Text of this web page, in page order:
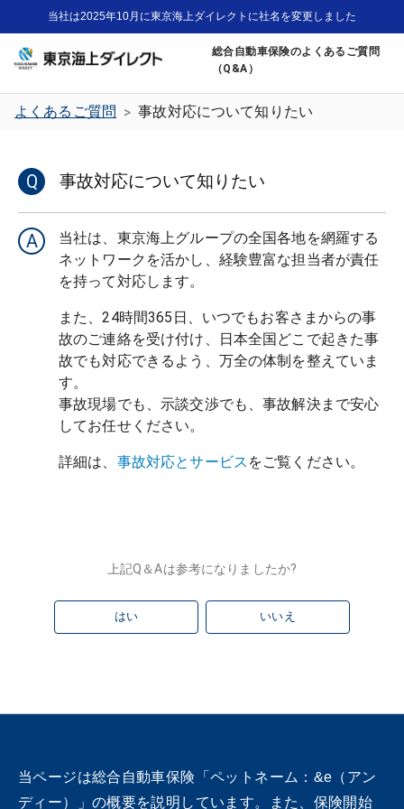
当社は2025年10月に東京海上ダイレクトに社名を変更しました
総合自動車保険のよくあるご質問
（Q&A）
よくあるご質問 > 事故対応について知りたい
Q 事故対応について知りたい
A
当社は、東京海上グループの全国各地を網羅する
ネットワークを活かし、経験豊富な担当者が責任
また、24時間365日、いつでもお客さまからの事
故のご連絡を受け付け、日本全国どこで起きた事
故でも対応できるよう、万全の体制を整えていま
す。
事故現場でも、示談交渉でも、事故解決まで安心
してお任せください。
詳細は、 事故対応とサービス をご覧ください。
上記Q＆Aは参考になりましたか?
はい いいえ
当ページは総合自動車保険「ペットネーム：&e（アン
ディー）」の概要を説明しています。また、保険開始